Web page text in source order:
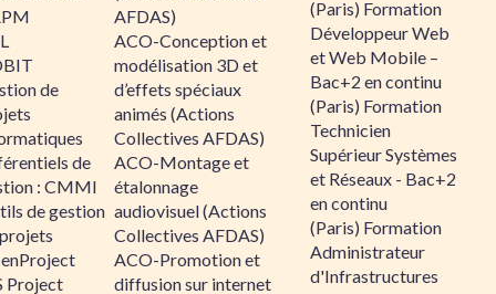
de
de
: CMMI
de gestion
Project
AFDAS)
ACO-Conception et
modélisation 3D et
d’effets spéciaux
animés (Actions
Collectives AFDAS)
ACO-Montage et
étalonnage
audiovisuel (Actions
Collectives AFDAS)
ACO-Promotion et
diffusion sur internet
(Paris) Formation
Développeur Web
et Web Mobile –
Bac+2 en continu
(Paris) Formation
Technicien
Supérieur Systèmes
et Réseaux - Bac+2
en continu
(Paris) Formation
Administrateur
d'Infrastructures